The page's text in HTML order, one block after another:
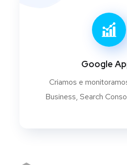
Google
Criamos e
Business, Search